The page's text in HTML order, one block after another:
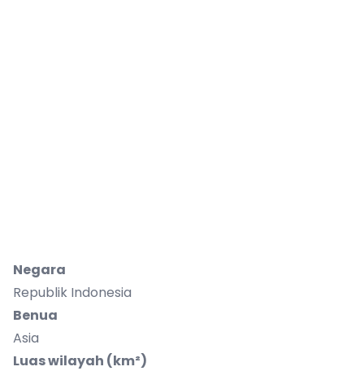
Negara
Republik Indonesia
Benua
Asia
Luas wilayah (km²)